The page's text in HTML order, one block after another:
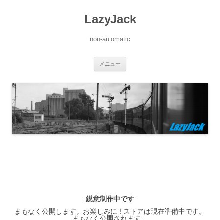
LazyJack
non-automatic
メニュー
ツ
へ
ス
キ
ッ
プ
鋭意制作中です
まもなく公開します。お楽しみに ! ストアは現在準備中です。
まもなく公開されます。